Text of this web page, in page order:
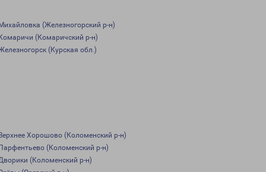
(Железногорский р-н)
(Комаричский р-н)
(Курская обл.)
Хорошово (Коломенский р-н)
(Коломенский р-н)
(Коломенский р-н)